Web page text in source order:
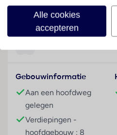
ontvangsthal is
uitchecken. Een
wisselkantoor, een
gehandicapten toegankelijk
over faciliteiten voor
souvenirwinkel en andere
heerlijk te winkelen of te
tuin extra ruimte voor
Gebouwinformatie
Aan een hoofdweg
gelegen
Verdiepingen -
hoofdgebouw : 8
Alle cookies
accepteren